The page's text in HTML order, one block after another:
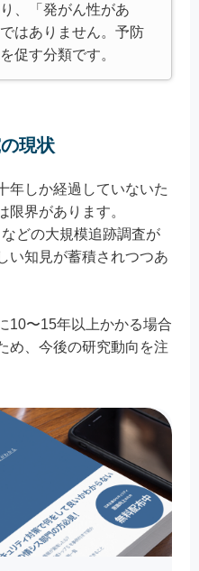
、「発がん性があ
はありません。予防
促す分類です。
現状
年しか経過していないた
限界があります。
どの大規模追跡調査が
い知見が蓄積されつつあ
10〜15年以上かかる場合
め、今後の研究動向を注